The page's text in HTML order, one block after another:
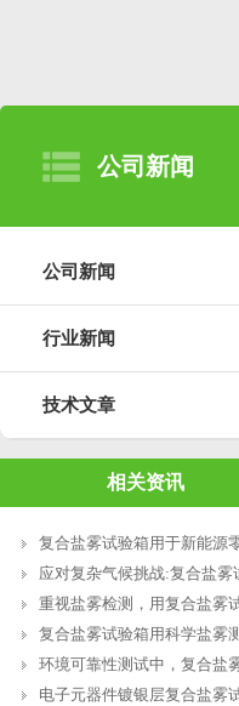
公司新闻
公司新闻
行业新闻
技术文章
相关资讯
复合盐雾试验箱用于新能源
应对复杂气候挑战:复合盐雾
重视盐雾检测，用复合盐雾
复合盐雾试验箱用科学盐雾
环境可靠性测试中，复合盐
电子元器件镀银层复合盐雾